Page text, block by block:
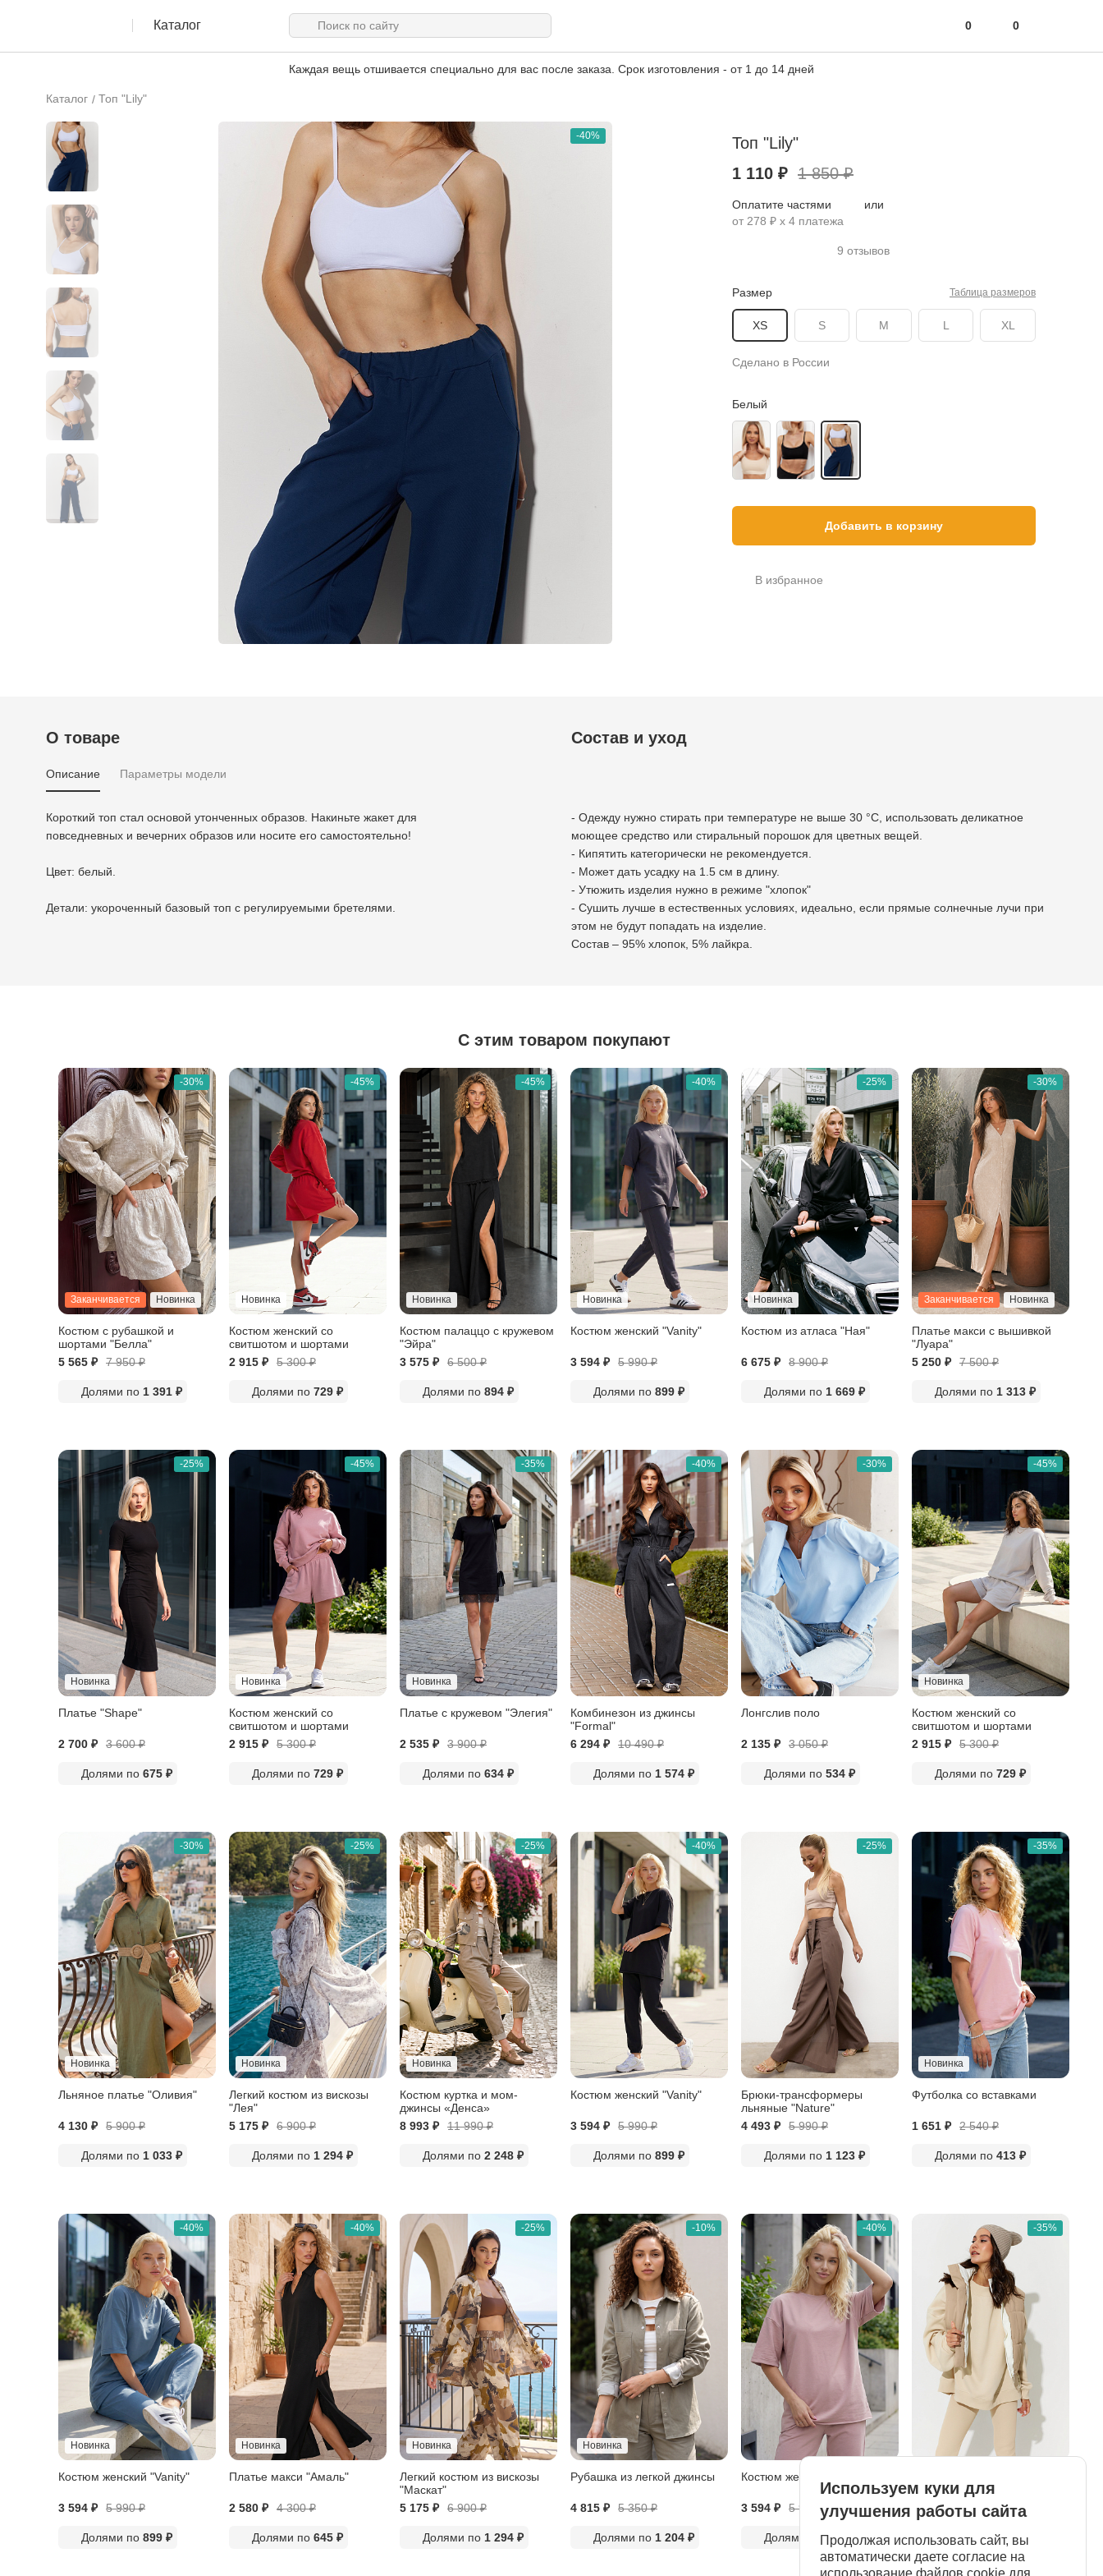
Каталог 0 0
Каждая вещь отшивается специально для вас после заказа. Срок изготовления - от 1 до 14 дней
Используем куки для
улучшения работы сайта
Продолжая использовать сайт, вы
автоматически даете согласие на
использование файлов cookie для
Каталог Топ "Lily"
-40%
Топ "Lily"
1 110 ₽ 1 850 ₽
Оплатите частями
или
от 278 ₽ х 4 платежа
9 отзывов
Размер Таблица размеров
XS S M L XL
Сделано в России
Белый
Добавить в корзину
В избранное
О товаре
Описание Параметры модели
Короткий топ стал основой утонченных образов. Накиньте жакет для
повседневных и вечерних образов или носите его самостоятельно!
Цвет: белый.
Детали: укороченный базовый топ с регулируемыми бретелями.
Состав и уход
- Одежду нужно стирать при температуре не выше 30 °С, использовать деликатное
моющее средство или стиральный порошок для цветных вещей.
- Кипятить категорически не рекомендуется.
- Может дать усадку на 1.5 см в длину.
- Утюжить изделия нужно в режиме "хлопок"
- Сушить лучше в естественных условиях, идеально, если прямые солнечные лучи при
этом не будут попадать на изделие.
Состав – 95% хлопок, 5% лайкра.
С этим товаром покупают
-30%
Заканчивается Новинка
Костюм с рубашкой и
шортами "Белла"
5 565 ₽
7 950₽
Долями по 1 391 ₽
-45%
Новинка
Костюм женский со
свитшотом и шортами
2 915 ₽
5 300₽
Долями по 729 ₽
-45%
Новинка
Костюм палаццо с кружевом
"Эйра"
3 575 ₽
6 500₽
Долями по 894 ₽
-40%
Новинка
Костюм женский "Vanity"
3 594 ₽ 5 990₽
Долями по 899 ₽
-25%
Новинка
Костюм из атласа "Ная"
6 675 ₽ 8 900₽
Долями по 1 669 ₽
-30%
Заканчивается Новинка
Платье макси с вышивкой
"Луара"
5 250 ₽
7 500₽
Долями по 1 313 ₽
-25%
Новинка
Платье "Shape"
2 700 ₽ 3 600₽
Долями по 675 ₽
-45%
Новинка
Костюм женский со
свитшотом и шортами
2 915 ₽
5 300₽
Долями по 729 ₽
-35%
Новинка
Платье с кружевом "Элегия"
2 535 ₽ 3 900₽
Долями по 634 ₽
-40%
Комбинезон из джинсы
"Formal"
6 294 ₽
10 490₽
Долями по 1 574 ₽
-30%
Лонгслив поло
2 135 ₽ 3 050₽
Долями по 534 ₽
-45%
Новинка
Костюм женский со
свитшотом и шортами
2 915 ₽
5 300₽
Долями по 729 ₽
-30%
Новинка
Льняное платье "Оливия"
4 130 ₽ 5 900₽
Долями по 1 033 ₽
-25%
Новинка
Легкий костюм из вискозы
"Лея"
5 175 ₽
6 900₽
Долями по 1 294 ₽
-25%
Новинка
Костюм куртка и мом-
джинсы «Денса»
8 993 ₽
11 990₽
Долями по 2 248 ₽
-40%
Костюм женский "Vanity"
3 594 ₽ 5 990₽
Долями по 899 ₽
-25%
Брюки-трансформеры
льняные "Nature"
4 493 ₽
5 990₽
Долями по 1 123 ₽
-35%
Новинка
Футболка со вставками
1 651 ₽ 2 540₽
Долями по 413 ₽
-40%
Новинка
Костюм женский "Vanity"
3 594 ₽ 5 990₽
Долями по 899 ₽
-40%
Новинка
Платье макси "Амаль"
2 580 ₽ 4 300₽
Долями по 645 ₽
-25%
Новинка
Легкий костюм из вискозы
"Маскат"
5 175 ₽
6 900₽
Долями по 1 294 ₽
-10%
Новинка
Рубашка из легкой джинсы
4 815 ₽ 5 350₽
Долями по 1 204 ₽
-40%
Костюм женский "Vanity"
3 594 ₽ 5 990₽
Долями по 899 ₽
-35%
"Balance"
7 462 ₽
11 480₽
Долями по 1 866 ₽